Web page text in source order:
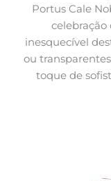
Portus Cale
celebração
inesquecível
ou
toque de